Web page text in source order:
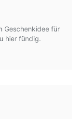
Geschenkidee für
hier fündig.